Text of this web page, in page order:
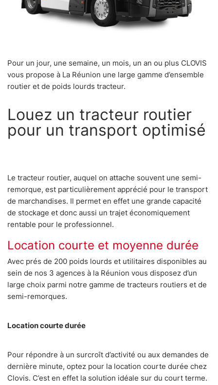
Pour un jour, une semaine, un mois, un an ou plus CLOVIS
vous propose à La Réunion une large gamme d’ensemble
routier et de poids lourds tracteur.
Louez un tracteur routier
pour un transport optimisé
Le tracteur routier, auquel on attache souvent une semi-
remorque, est particulièrement apprécié pour le transport
de marchandises. Il permet en effet une grande capacité
de stockage et donc aussi un trajet économiquement
rentable pour le professionnel.
Location courte et moyenne durée
Avec prés de 200 poids lourds et utilitaires disponibles au
sein de nos 3 agences à la Réunion vous disposez d’un
large choix parmi notre gamme de tracteurs routiers et de
semi-remorques.
Location courte durée
Pour répondre à un surcroît d’activité ou aux demandes de
dernière minute, optez pour la location courte durée chez
Clovis. C’est en effet la solution idéale sur du court terme.